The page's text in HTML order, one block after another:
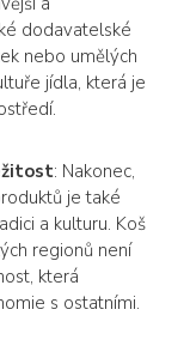
dodavatelské
nebo umělých
jídla, která je
: Nakonec,
je také
a kulturu. Koš
regionů není
která
s ostatními.